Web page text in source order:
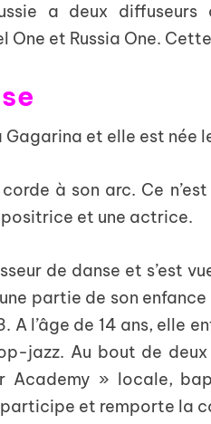
a deux
One et Russia One.
Gagarina et elle est née
à son arc. Ce
et une actrice.
de danse et s’est
partie de son
A l’âge de 14 ans, elle
jazz. Au bout de
Academy » locale,
participe et remporte la